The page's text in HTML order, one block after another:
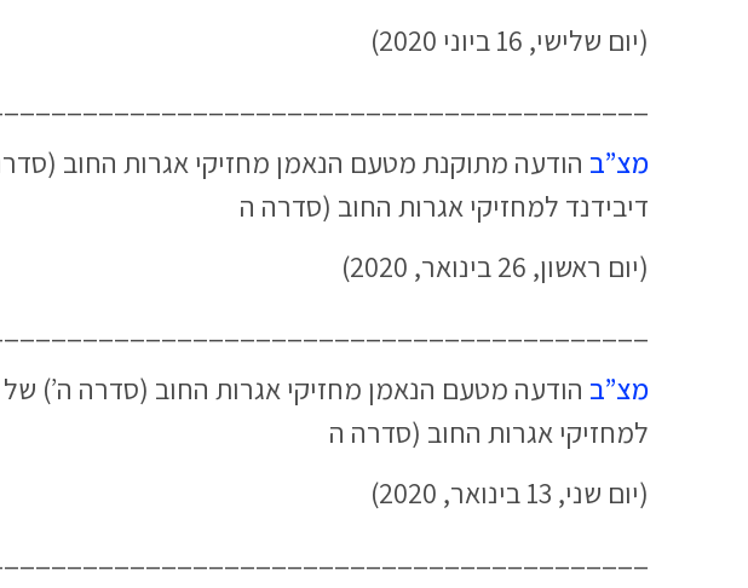
(יום שלישי, 16 ביוני 2020)
מצ”ב
דיבידנד למחזיקי אגרות החוב (סדרה ה
(יום ראשון, 26 בינואר, 2020)
מצ”ב
למחזיקי אגרות החוב (סדרה ה
(יום שני, 13 בינואר, 2020)